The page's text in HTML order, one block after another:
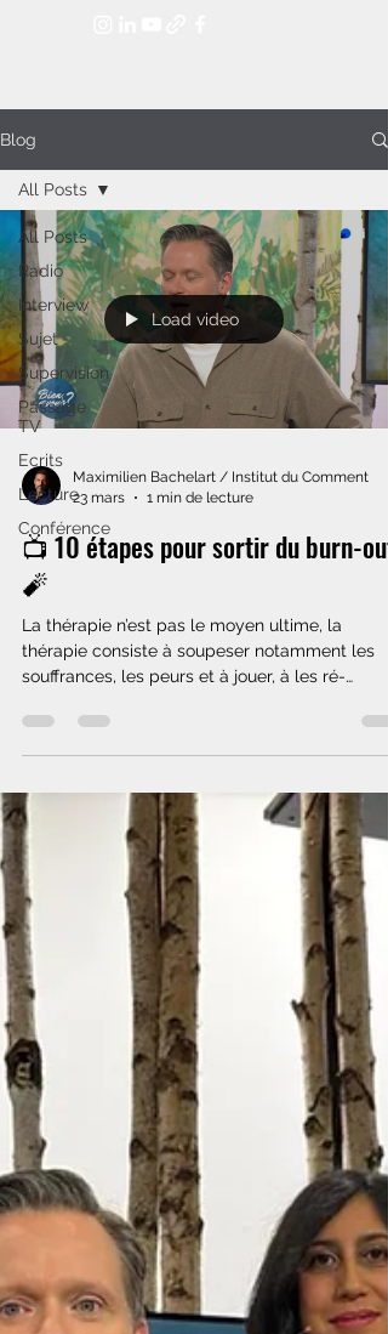
Blog
All Posts
Radio
Interview
Sujet
Supervision
Passage
TV
Ecrits
Lecture
Conférence
All Posts
Load video
Maximilien Bachelart / Institut du Comment
23 mars
1 min de lecture
📺 10 étapes pour sortir du burn-out !
🧨
La thérapie n’est pas le moyen ultime, la
thérapie consiste à soupeser notamment les
souffrances, les peurs et à jouer, à les ré-
afin à terme de trouver un autre équilibre. Elle
est utile car s’arrêter, souffler et repartir comme
et vous ? Votre nouveau rendez-vous bien-être
et bonne humeur ! Envie de prendre soin de
vous dans la bonne humeur ? Découvrez Bien,
vous ? L'émiss